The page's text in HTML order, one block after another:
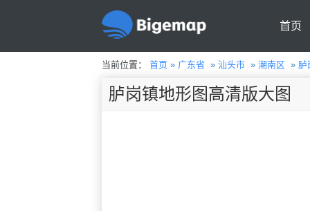
首页
当前位置： 首页» 广东省 » 汕头市» 潮南区 » 胪
胪岗镇地形图高清版大图